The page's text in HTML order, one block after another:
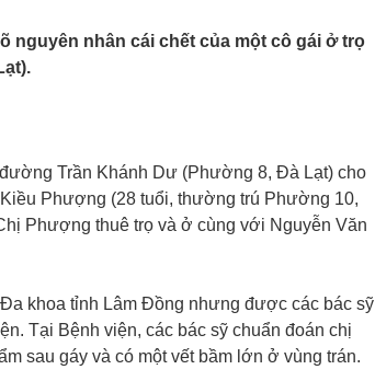
nguyên nhân cái chết của một cô gái ở trọ
Trần Khánh Dư (Phường 8, Đà Lạt) cho
Phượng (28 tuổi, thường trú Phường 10,
Phượng thuê trọ và ở cùng với Nguyễn Văn
khoa tỉnh Lâm Đồng nhưng được các bác sỹ
Tại Bệnh viện, các bác sỹ chuẩn đoán chị
sau gáy và có một vết bầm lớn ở vùng trán.